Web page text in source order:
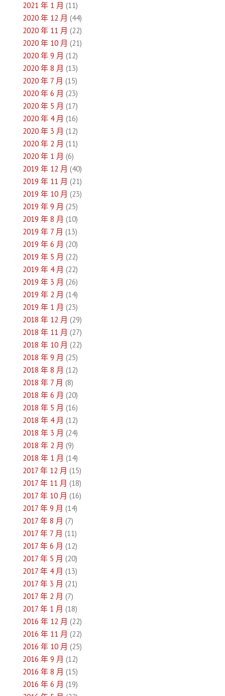
2021 年 1 月 (11)
2020 年 12 月 (44)
2020 年 11 月 (22)
2020 年 10 月 (21)
2020 年 9 月 (12)
2020 年 8 月 (13)
2020 年 7 月 (15)
2020 年 6 月 (23)
2020 年 5 月 (17)
2020 年 4 月 (16)
2020 年 3 月 (12)
2020 年 2 月 (11)
2020 年 1 月 (6)
2019 年 12 月 (40)
2019 年 11 月 (21)
2019 年 10 月 (23)
2019 年 9 月 (25)
2019 年 8 月 (10)
2019 年 7 月 (13)
2019 年 6 月 (20)
2019 年 5 月 (22)
2019 年 4 月 (22)
2019 年 3 月 (26)
2019 年 2 月 (14)
2019 年 1 月 (23)
2018 年 12 月 (29)
2018 年 11 月 (27)
2018 年 10 月 (22)
2018 年 9 月 (25)
2018 年 8 月 (12)
2018 年 7 月 (8)
2018 年 6 月 (20)
2018 年 5 月 (16)
2018 年 4 月 (12)
2018 年 3 月 (24)
2018 年 2 月 (9)
2018 年 1 月 (14)
2017 年 12 月 (15)
2017 年 11 月 (18)
2017 年 10 月 (16)
2017 年 9 月 (14)
2017 年 8 月 (7)
2017 年 7 月 (11)
2017 年 6 月 (12)
2017 年 5 月 (20)
2017 年 4 月 (13)
2017 年 3 月 (21)
2017 年 2 月 (7)
2017 年 1 月 (18)
2016 年 12 月 (22)
2016 年 11 月 (22)
2016 年 10 月 (25)
2016 年 9 月 (12)
2016 年 8 月 (15)
2016 年 6 月 (19)